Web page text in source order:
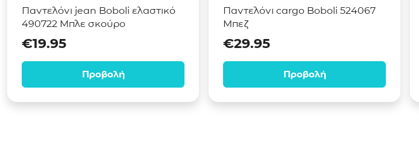
Παντελόνι jean Boboli ελαστικό
490722 Μπλε σκούρο
€19.95
Προβολή
Παντελόνι cargo Boboli 524067
Μπεζ
€29.95
Προβολή